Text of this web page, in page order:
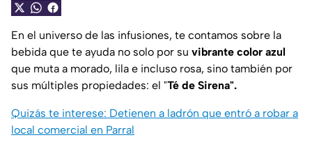
En el universo de las infusiones, te contamos sobre la
bebida que te ayuda no solo por su vibrante color azul
que muta a morado, lila e incluso rosa, sino también por
sus múltiples propiedades: el "Té de Sirena".
Quizás te interese: Detienen a ladrón que entró a robar a
local comercial en Parral